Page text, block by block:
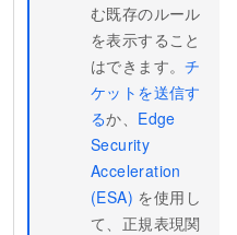
む既存のルール
を表示すること
はできます。チ
ケットを送信す
るか、 Edge
Security
Acceleration
(ESA) を使用し
て、正規表現関